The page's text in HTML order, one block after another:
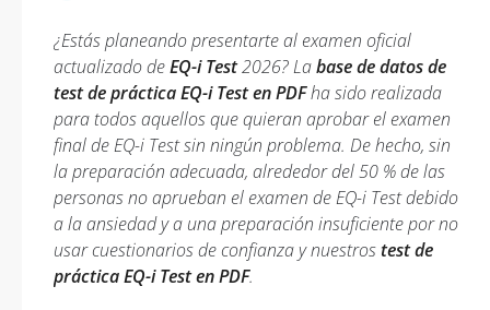
¿Estás planeando presentarte al examen oficial
actualizado deEQ-i Test2026? Labase de datos de
test de práctica EQ-i Test en PDFha sido realizada
para todos aquellos que quieran aprobar el examen
final de EQ-i Test sin ningún problema. De hecho, sin
la preparación adecuada, alrededor del 50 % de las
personas no aprueban el examen de EQ-i Test debido
a la ansiedad y a una preparación insuficiente por no
usar cuestionarios de confianza y nuestros test de
práctica EQ-i Test en PDF.